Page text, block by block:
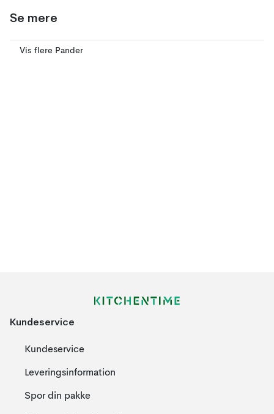
Se mere
Vis flere Pander
Kundeservice
Kundeservice
Leveringsinformation
Spor din pakke